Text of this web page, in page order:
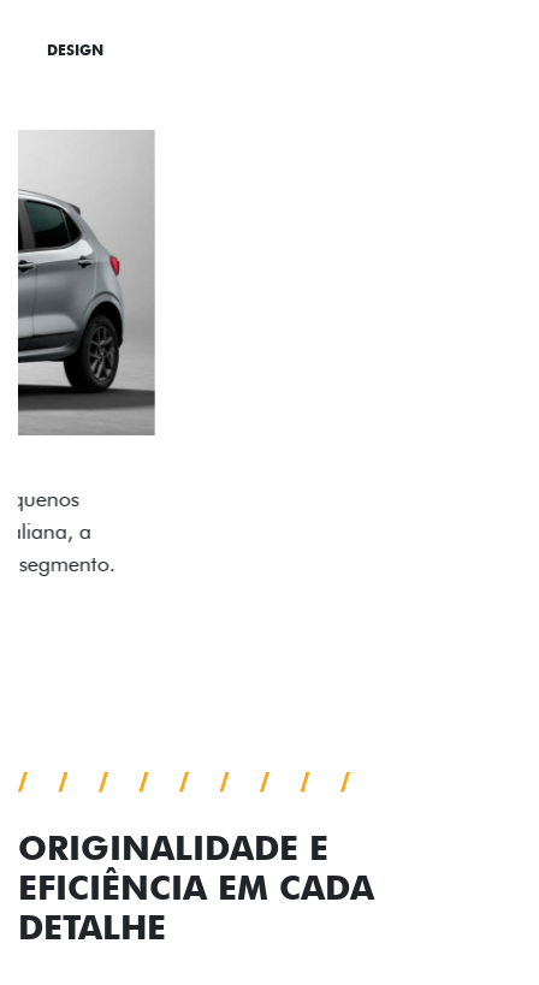
DESIGN
A flag italiana e o novo logo Fiat também aparecem
no interior do carro, que possui acabamento
impecável e detalhes escurecidos.
ORIGINALIDADE E
EFICIÊNCIA EM CADA
DETALHE